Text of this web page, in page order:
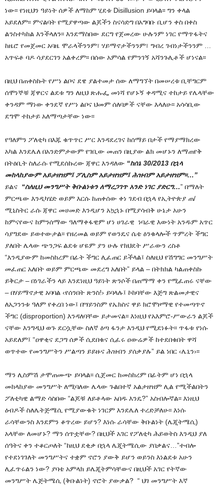
ነው፡፡ የነዚህን ዓይነት ሰዎች ለማከም ሂደቱ Disillusion ይባላል፡፡ ግን ቀላል
አይደለም፡፡ ምናልባት የሚያዋጣው ልጆችን ስናሳድግ በአግባቡ ቢሆን ቀስ በቀስ
ልንስተካከል እንችላለን፡፡ እንደማስበው ደርግ የጀመረው ሁሉንም ነገር የማጥፋትና
ከዜሮ የመጀመር አባዜ ሞራላችንንም፣ ሃይማኖታችንንም፣ ግብረ ገብነታችንንም …
አጥፍቶ ባዶ ሳያደርገን አልቀረም፡፡ በሰው አምሳል የምንገኝ አሻንጉሊቶች ሆነናል፡፡
በዚህ በጠቀስኩት የሥነ ልቦና ደዌ ያልተመታ ሰው ለማግኘት በመሠረቱ ቢቸግርም
ሰሞነኞቹ ጃዋርና ልደቱ ግን ለዚህ ጽሑፌ መነሻ የሆኑኝ ቀዳሚና ተከታይ የሌላቸው
ቀንዳም ማነው ቀንደኛ የሥነ ልቦና ህመም ሰለባዎች ናቸው እላለሁ፡፡ አሳሳቢው
ደግሞ ተከታይ አለማጣታቸው ነው፡፡
የዓለምን ፖለቲካ በእጁ ቁጥጥር ሥር እንዳደረገና ከሰማይ በታች የማያማክረው
አካል እንደሌለ በአንድምታውም የገቢው መጠን በዚያው ልክ መሆኑን ለማጠየቅ
በትዕቢት ስለራሱ የሚደሰኩረው ጃዋር እንዳለው “ከሰኔ 30/2013 በኋላ
መከላከያውም አይታዘዝም፤ ፖሊስም አይታዘዝም፤ ሕዝብም አይታዘዝም፡፡…”
ይልና “ስለዚህ መንግሥት ቅቡልነቱን ለማረጋገጥ አንድ ነገር ያድርግ…” በማለት
ምርጫው እንዲካሄድ ወይም እርሱ ከጠቀሰው ቀነ ገደብ በኋላ የኢትዮጵያ ጠ/
ሚኒስትር ራሱ ጃዋር መሀመድ እንዲሆን አኳኋኑ በሚያሳብቅ ሁኔታ አሁን
ከምናየውና ከምንሰማው ዓለማቀፋዊም ሆነ ሀገራዊ ነባራዊ እውነት አንዱም አጥር
ሳያግደው ይወተውታል፡፡ የዘረመል ወይም የወንዴና ሴቴ ዕንቁላሎች ጥምረት ችግር
ያለበት ሌላው ጭንጋፍ ልደቱ ሆዬም ያን ሁሉ የክህደት ሥራውን ረስቶ
“እንዲያውም ከመስከረም በፊት ችግር ሊፈጠር ይችላል፤ ስለዚህ የሽግግር መንግሥት
መፈጠር አለበት ወይም ምርጫው መደረግ አለበት” ይላል – በትክክል ካልጠቀስኩ
ይቅርታ – በነገራችን ላይ እንደነዚህ ዓይነት ጽንሶች በጠማማ ቀን የሚፈጠሩ ናቸው
– በሃይማኖታዊ አባባል ‹የሰንበት ጽንስ!› ይባላሉ፤ ኮከባቸው እጅግ ጽልመታዊና
ለአጋንንቱ ዓለም የቀረበ ነው፤ በሣይንስም የኤክስና ዋይ ክሮሞዞማዊ የተመጣጥኖ
ችግር (disproportion) እንዳለባቸው ይታመናል፡፡ እነዚህ የአእምሮ-ሥውራን ልጆች
ናቸው እንግዲህ ወጉ ደርሷቸው ስለኛ ዕጣ ፋንታ እንዲህ የሚደነፉት፡፡ ጥፋቱ የነሱ
አይደለም፤ “ዐዋቂና ደጋግ ሰዎች ሲደበቁና ሲፈሩ ዐውሬዎች ከተደበቁበት ዋሻ
ወጥተው የመንግሥትን ሥልጣን ይይዙና ሕዝብን ያሰቃያሉ” ይል ነበር ‹ሌኒን›፡፡
ማን ሊስምሽ ታሞጠሙጭ ይባላል፡፡ ሲጀመር ከመስከረም በፊትም ሆነ በኋላ
መከላከያው መንግሥት ለሚባለው ሌላው ጉልበተኛ አልታዘዝም ሊል የሚችልበትን
ፖለቲካዊ ልማድ ሳስበው “ልጆቹ ለይቶላው አበዱ እንዴ?” አስብሎኛል፡፡ እነዚህ
ዕብዶች ስለሌትጅሜሲ የሚያውቁት ነገርም እንደሌለ ተረድቻለሁ፡፡ እነሱ
ራሳቸውንስ እንደምን ቆጥረው ይሆን? እነሱ ራሳቸው ቅቡልነት (ሌጂትሜሲ)
አላቸው ለመሆኑ? ማን ሰጥቷቸው? በዚህች አገር የፖለቲካ ሕይወትስ እንዲህ ያለ
ሰዓትና ቀን ተቆርጦለት “ከዚህ ደቂቃ በኋላ ሌጂትሜሲው ያበቃልና…”ተብሎ
የተደነገገለት መንግሥትና ተቋም ኖሮን ያውቅ ይሆን ወይንስ እነልደቱ አሁን
ሊፈጥሩልን ነው? ያባቴ አምላክ ይሌጂትምሳቸውና በዚህች አገር የትኛው
መንግሥት ሌጅትሜሲ (ቅቡልነት) ኖሮት ያውቃል? “ ህገ መንግሥት እኛ